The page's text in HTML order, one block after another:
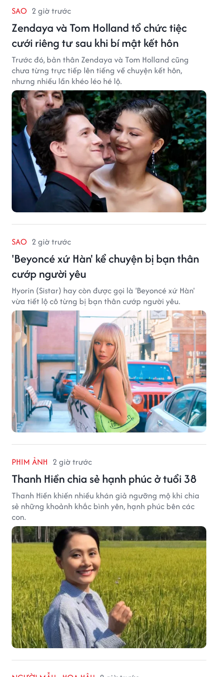
SAO 2 giờ trước
Zendaya và Tom Holland tổ chức tiệc
cưới riêng tư sau khi bí mật kết hôn
Trước đó, bản thân Zendaya và Tom Holland cũng
chưa từng trực tiếp lên tiếng về chuyện kết hôn,
nhưng nhiều lần khéo léo hé lộ.
SAO 2 giờ trước
'Beyoncé xứ Hàn' kể chuyện bị bạn thân
cướp người yêu
Hyorin (Sistar) hay còn được gọi là 'Beyoncé xứ Hàn'
vừa tiết lộ cô từng bị bạn thân cướp người yêu.
PHIM ẢNH 2 giờ trước
Thanh Hiền chia sẻ hạnh phúc ở tuổi 38
Thanh Hiền khiến nhiều khán giả ngưỡng mộ khi chia
sẻ những khoảnh khắc bình yên, hạnh phúc bên các
con.